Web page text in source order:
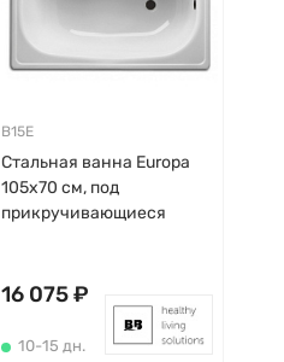
B15E
Стальная ванна Europa
105х70 см, под
прикручивающиеся
BLB
16 075 ₽
10-15 дн.